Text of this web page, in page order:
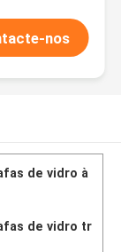
nos
de vidro à
de vidro tr